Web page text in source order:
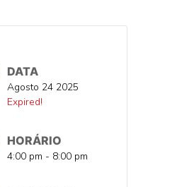
DATA
Agosto 24 2025
Expired!
HORÁRIO
4:00 pm - 8:00 pm